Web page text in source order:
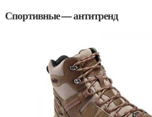
Спортивные — антитренд